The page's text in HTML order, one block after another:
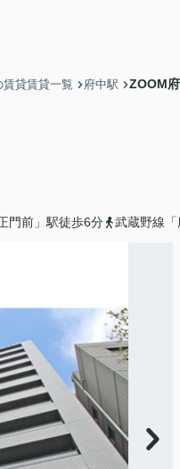
賃貸賃貸一覧 府中駅 ZOOM
門前」駅徒歩6分 武蔵野線